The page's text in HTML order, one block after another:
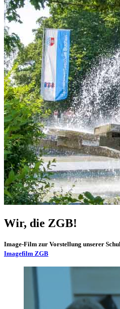
Wir, die ZGB!
Image-Film zur Vorstellung unserer
Imagefilm ZGB